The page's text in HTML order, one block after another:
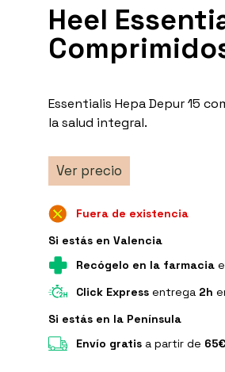
Heel
Essentialis Hepa Depur 15
la salud integral.
Ver precio
Fuera de existencia
Si estás en Valencia
Recógelo en la farmacia
Click Express entrega 2h
Si estás en la Península
Envío gratis a partir de 65€